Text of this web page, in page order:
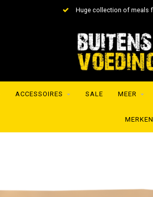
Huge collection of meals from the best brands
ACCESSOIRES SALE MEER
MERKEN